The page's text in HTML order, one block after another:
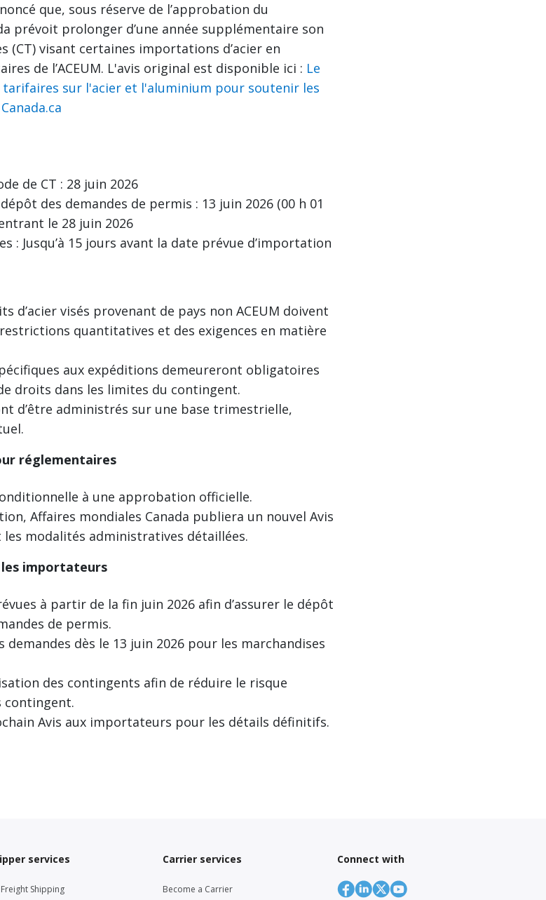
que, sous réserve de l’approbation du
prévoit prolonger d’une année supplémentaire son
visant certaines importations d’acier en
de l’ACEUM. L'avis original est disponible ici : Le
tarifaires sur l'acier et l'aluminium pour soutenir les
de CT : 28 juin 2026
des demandes de permis : 13 juin 2026 (00 h 01
le 28 juin 2026
: Jusqu’à 15 jours avant la date prévue d’importation
d’acier visés provenant de pays non ACEUM doivent
quantitatives et des exigences en matière
aux expéditions demeureront obligatoires
droits dans les limites du contingent.
d’être administrés sur une base trimestrielle,
réglementaires
à une approbation officielle.
Affaires mondiales Canada publiera un nouvel Avis
modalités administratives détaillées.
les importateurs
à partir de la fin juin 2026 afin d’assurer le dépôt
de permis.
dès le 13 juin 2026 pour les marchandises
des contingents afin de réduire le risque
contingent.
Avis aux importateurs pour les détails définitifs.
services
Shipping
Carrier services
Become a Carrier
Connect with